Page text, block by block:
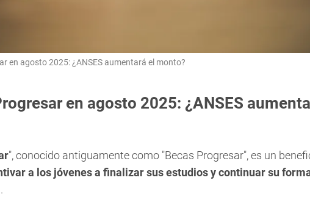
en agosto 2025: ¿ANSES aumentará el monto?
en agosto 2025: ¿ANSES
", conocido antiguamente como "Becas Progresar", es un
a los jóvenes a finalizar sus estudios y continuar su
.